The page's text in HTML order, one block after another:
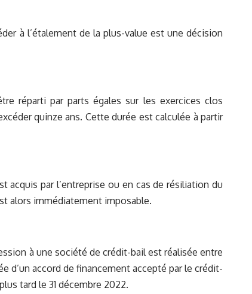
à l’étalement de la plus-value est une décision
réparti par parts égales sur les exercices clos
quinze ans. Cette durée est calculée à partir
acquis par l’entreprise ou en cas de résiliation du
alors immédiatement imposable.
à une société de crédit-bail est réalisée entre
d’un accord de financement accepté par le crédit-
tard le 31 décembre 2022.